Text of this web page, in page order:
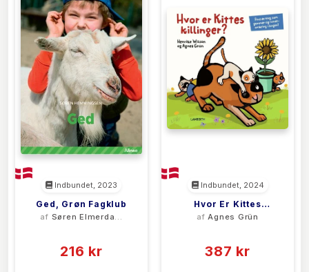
Indbundet, 2023
Ged, Grøn Fagklub
af Søren Elmerdahl
216 kr
Indbundet, 2024
Hvor Er Kittes
Killinger?
afAgnes Grün
387 kr